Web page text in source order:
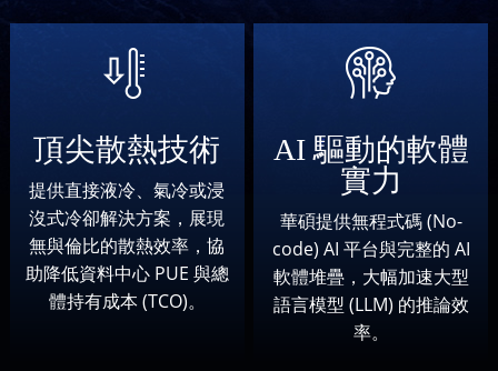
頂尖散熱技術
提供直接液冷、氣冷或浸
沒式冷卻解決方案，展現
無與倫比的散熱效率，協
助降低資料中心 PUE 與總
體持有成本 (TCO)。
AI 驅動的軟體
實力
華碩提供無程式碼 (No-
code) AI 平台與完整的 AI
軟體堆疊，大幅加速大型
語言模型 (LLM) 的推論效
率。